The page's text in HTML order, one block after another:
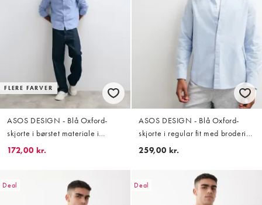
FLERE FARVER
ASOS DESIGN - Blå Oxford-
skjorte i børstet materiale i
regular fit
172,00 kr.
ASOS DESIGN - Blå Oxford-
skjorte i regular fit med broderi
på brystet
259,00 kr.
Deal Deal